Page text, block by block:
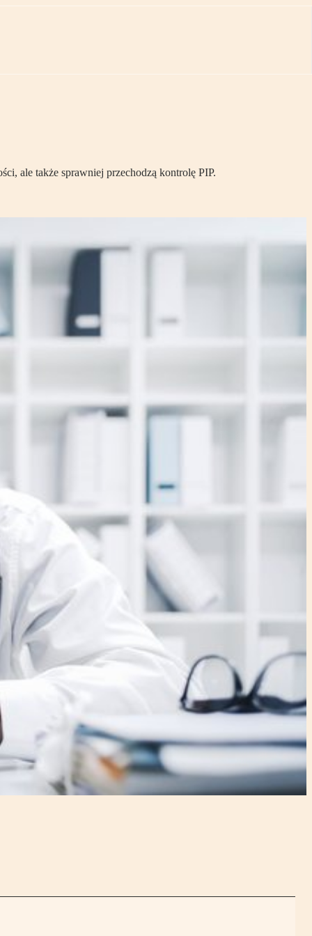
ale także sprawniej przechodzą kontrolę PIP.